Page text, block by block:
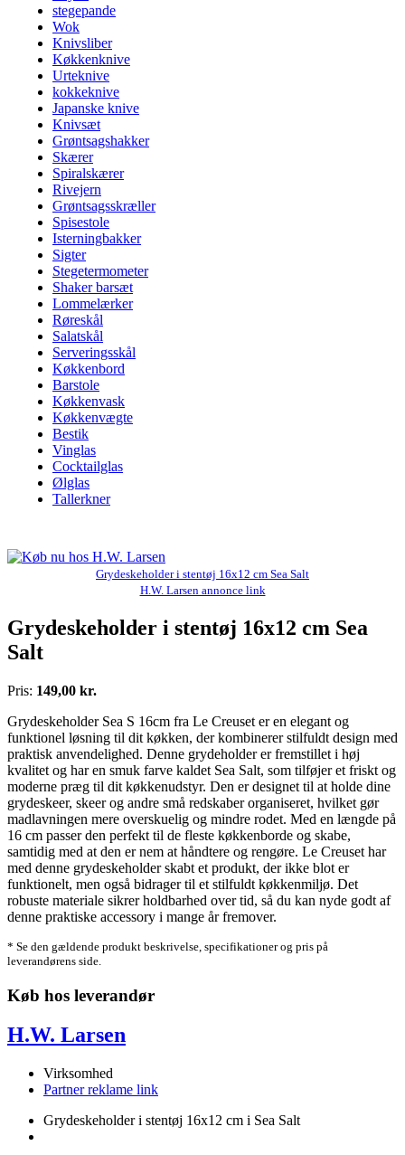
stegepande
Wok
Knivsliber
Køkkenknive
Urteknive
kokkeknive
Japanske knive
Knivsæt
Grøntsagshakker
Skærer
Spiralskærer
Rivejern
Grøntsagsskræller
Spisestole
Isterningbakker
Sigter
Stegetermometer
Shaker barsæt
Lommelærker
Røreskål
Salatskål
Serveringsskål
Køkkenbord
Barstole
Køkkenvask
Køkkenvægte
Bestik
Vinglas
Cocktailglas
Ølglas
Tallerkner
Grydeskeholder i stentøj 16x12 cm Sea Salt
H.W. Larsen annonce link
Grydeskeholder i stentøj 16x12 cm Sea
Salt
Pris: 149,00 kr.
Grydeskeholder Sea S 16cm fra Le Creuset er en elegant og
funktionel løsning til dit køkken, der kombinerer stilfuldt design med
praktisk anvendelighed. Denne grydeholder er fremstillet i høj
kvalitet og har en smuk farve kaldet Sea Salt, som tilføjer et friskt og
moderne præg til dit køkkenudstyr. Den er designet til at holde dine
grydeskeer, skeer og andre små redskaber organiseret, hvilket gør
madlavningen mere overskuelig og mindre rodet. Med en længde på
16 cm passer den perfekt til de fleste køkkenborde og skabe,
samtidig med at den er nem at håndtere og rengøre. Le Creuset har
med denne grydeskeholder skabt et produkt, der ikke blot er
funktionelt, men også bidrager til et stilfuldt køkkenmiljø. Det
robuste materiale sikrer holdbarhed over tid, så du kan nyde godt af
denne praktiske accessory i mange år fremover.
* Se den gældende produkt beskrivelse, specifikationer og pris på
leverandørens side.
Køb hos leverandør
H.W. Larsen
Virksomhed
Partner reklame link
Grydeskeholder i stentøj 16x12 cm i Sea Salt